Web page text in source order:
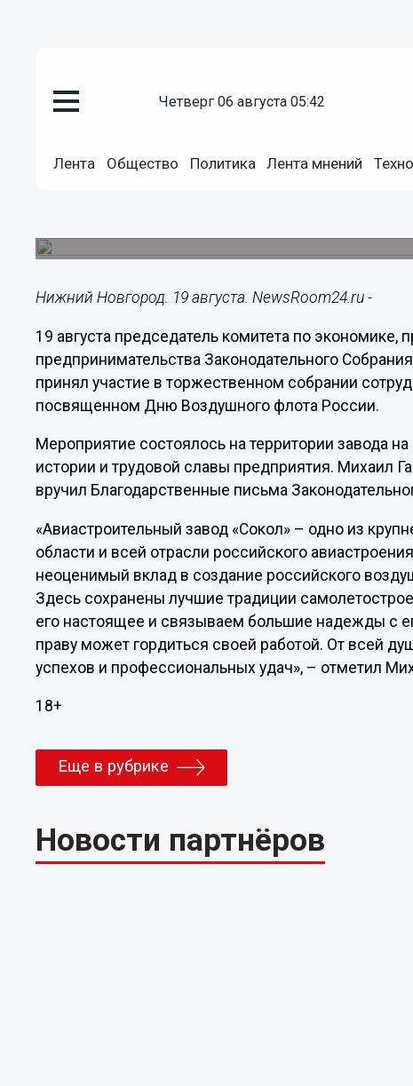
четверг 06 августа 05:42
Лента Общество Политика Лента мнений
Гапонов поздравил
Нижний Новгород. 19 августа. NewsRoom24.ru -
19 августа председатель комитета по
предпринимательства Законодательного
принял участие в торжественном собрании
посвященном Дню Воздушного флота России.
Мероприятие состоялось на территории завода
истории и трудовой славы предприятия. Михаил
вручил Благодарственные письма
«Авиастроительный завод «Сокол» – одно из
области и всей отрасли российского
неоценимый вклад в создание российского
Здесь сохранены лучшие традиции
его настоящее и связываем большие надежды с
праву может гордиться своей работой. От всей
успехов и профессиональных удач», – отметил
18+
Еще в рубрике
Новости партнёров